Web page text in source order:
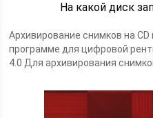
На какой диск
Архивирование снимков на CD
программе для цифровой
4.0 Для архивирования снимков